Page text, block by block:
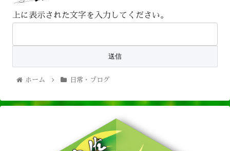
上に表示された文字を入力してください。
ホーム 日常・ブログ